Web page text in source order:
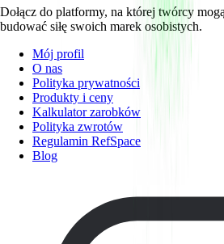
Dołącz do platformy, na której twórcy
budować siłę swoich marek osobistych.
Mój profil
O nas
Polityka prywatności
Produkty i ceny
Kalkulator zarobków
Polityka zwrotów
Regulamin RefSpace
Blog